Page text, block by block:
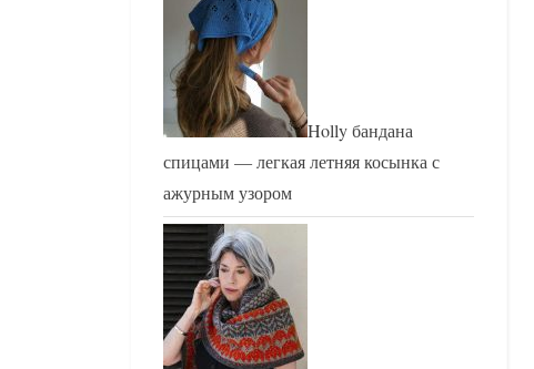
Holly бандана
спицами — легкая летняя косынка с
ажурным узором